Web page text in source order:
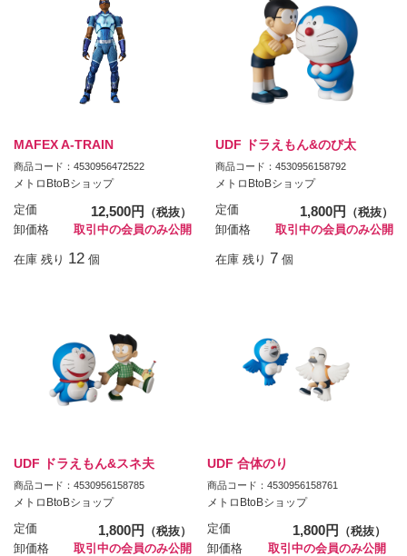
MAFEX A-TRAIN
商品コード：4530956472522
メトロBtoBショップ
定価 12,500円
（税抜）
卸価格
取引中の会員のみ公開
在庫 残り 12 個
UDF ドラえもん&のび太
商品コード：4530956158792
メトロBtoBショップ
定価 1,800円
（税抜）
卸価格
取引中の会員のみ公開
在庫 残り 7 個
UDF ドラえもん&スネ夫
商品コード：4530956158785
メトロBtoBショップ
定価 1,800円
（税抜）
卸価格
取引中の会員のみ公開
UDF 合体のり
商品コード：4530956158761
メトロBtoBショップ
定価 1,800円
（税抜）
卸価格
取引中の会員のみ公開